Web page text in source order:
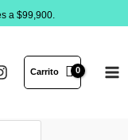
a $99,900.
Carrito